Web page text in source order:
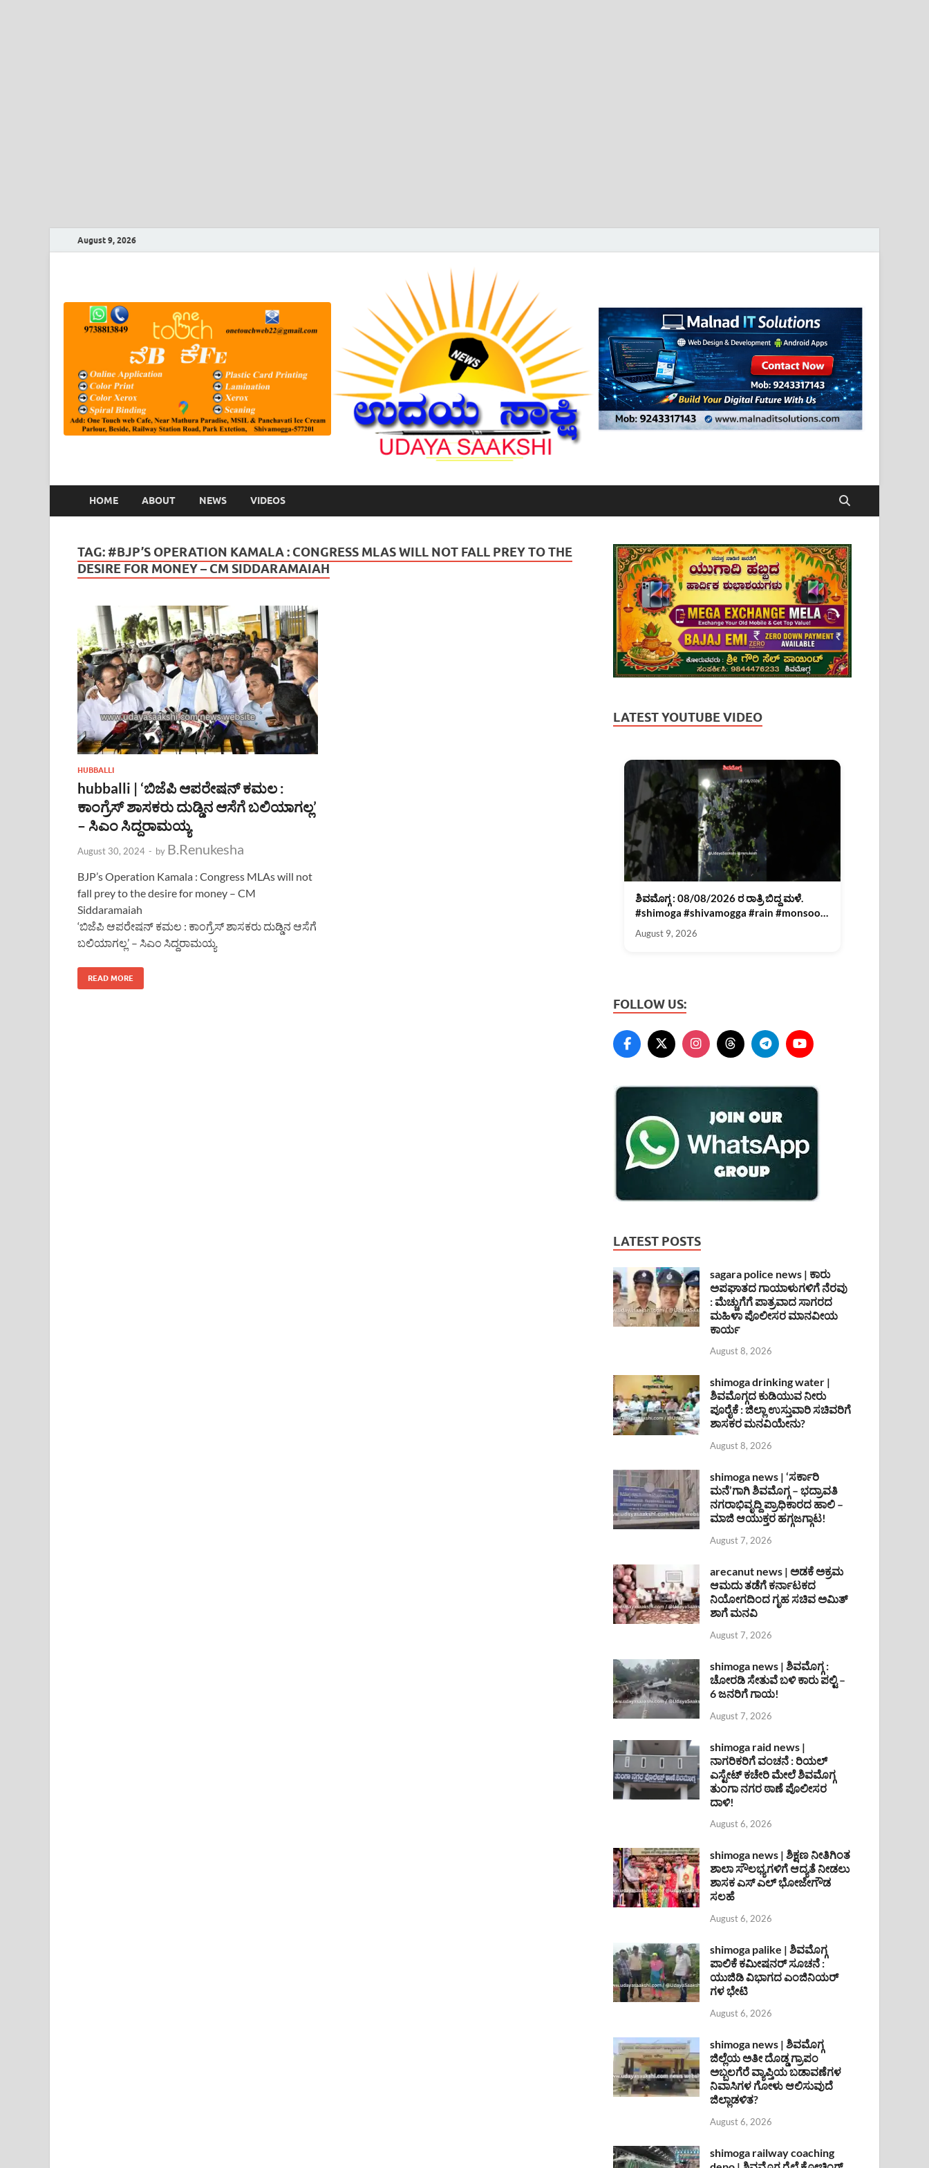
August 9, 2026
HOME ABOUT NEWS VIDEOS
TAG: #BJP’S OPERATION KAMALA : CONGRESS MLAS WILL NOT FALL PREY TO THE
DESIRE FOR MONEY – CM SIDDARAMAIAH
HUBBALLI
hubballi | ‘ಬಿಜೆಪಿ ಆಪರೇಷನ್ ಕಮಲ :
ಕಾಂಗ್ರೆಸ್ ಶಾಸಕರು ದುಡ್ಡಿನ ಆಸೆಗೆ ಬಲಿಯಾಗಲ್ಲ’
– ಸಿಎಂ ಸಿದ್ದರಾಮಯ್ಯ
August 30, 2024 - by B.Renukesha
BJP’s Operation Kamala : Congress MLAs will not
fall prey to the desire for money – CM
Siddaramaiah
‘ಬಿಜೆಪಿ ಆಪರೇಷನ್ ಕಮಲ : ಕಾಂಗ್ರೆಸ್ ಶಾಸಕರು ದುಡ್ಡಿನ ಆಸೆಗೆ
ಬಲಿಯಾಗಲ್ಲ’ – ಸಿಎಂ ಸಿದ್ದರಾಮಯ್ಯ
READ MORE
LATEST YOUTUBE VIDEO
ಶಿವಮೊಗ್ಗ : 08/08/2026 ರ ರಾತ್ರಿ ಬಿದ್ದ ಮಳೆ.
#shimoga #shivamogga #rain #monsoon
August 9, 2026
FOLLOW US:
LATEST POSTS
sagara police news | ಕಾರು
ಅಪಘಾತದ ಗಾಯಾಳುಗಳಿಗೆ ನೆರವು
: ಮೆಚ್ಚುಗೆಗೆ ಪಾತ್ರವಾದ ಸಾಗರದ
ಮಹಿಳಾ ಪೊಲೀಸರ ಮಾನವೀಯ
ಕಾರ್ಯ
August 8, 2026
shimoga drinking water |
ಶಿವಮೊಗ್ಗದ ಕುಡಿಯುವ ನೀರು
ಪೂರೈಕೆ : ಜಿಲ್ಲಾ ಉಸ್ತುವಾರಿ ಸಚಿವರಿಗೆ
ಶಾಸಕರ ಮನವಿಯೇನು?
August 8, 2026
shimoga news | ‘ಸರ್ಕಾರಿ
ಮನೆ’ಗಾಗಿ ಶಿವಮೊಗ್ಗ – ಭದ್ರಾವತಿ
ನಗರಾಭಿವೃದ್ದಿ ಪ್ರಾಧಿಕಾರದ ಹಾಲಿ –
ಮಾಜಿ ಆಯುಕ್ತರ ಹಗ್ಗಜಗ್ಗಾಟ!
August 7, 2026
arecanut news | ಅಡಕೆ ಅಕ್ರಮ
ಆಮದು ತಡೆಗೆ ಕರ್ನಾಟಕದ
ನಿಯೋಗದಿಂದ ಗೃಹ ಸಚಿವ ಅಮಿತ್
ಶಾಗೆ ಮನವಿ
August 7, 2026
shimoga news | ಶಿವಮೊಗ್ಗ :
ಚೋರಡಿ ಸೇತುವೆ ಬಳಿ ಕಾರು ಪಲ್ಟಿ –
6 ಜನರಿಗೆ ಗಾಯ!
August 7, 2026
shimoga raid news |
ನಾಗರಿಕರಿಗೆ ವಂಚನೆ : ರಿಯಲ್
ಎಸ್ಟೇಟ್ ಕಚೇರಿ ಮೇಲೆ ಶಿವಮೊಗ್ಗ
ತುಂಗಾ ನಗರ ಠಾಣೆ ಪೊಲೀಸರ
ದಾಳಿ!
August 6, 2026
shimoga news | ಶಿಕ್ಷಣ ನೀತಿಗಿಂತ
ಶಾಲಾ ಸೌಲಭ್ಯಗಳಿಗೆ ಆದ್ಯತೆ ನೀಡಲು
ಶಾಸಕ ಎಸ್ ಎಲ್ ಭೋಜೇಗೌಡ
ಸಲಹೆ
August 6, 2026
shimoga palike | ಶಿವಮೊಗ್ಗ
ಪಾಲಿಕೆ ಕಮೀಷನರ್ ಸೂಚನೆ :
ಯುಜಿಡಿ ವಿಭಾಗದ ಎಂಜಿನಿಯರ್
ಗಳ ಭೇಟಿ
August 6, 2026
shimoga news | ಶಿವಮೊಗ್ಗ
ಜಿಲ್ಲೆಯ ಅತೀ ದೊಡ್ಡ ಗ್ರಾಪಂ
ಅಬ್ಬಲಗೆರೆ ವ್ಯಾಪ್ತಿಯ ಬಡಾವಣೆಗಳ
ನಿವಾಸಿಗಳ ಗೋಳು ಆಲಿಸುವುದೆ
ಜಿಲ್ಲಾಡಳಿತ?
August 6, 2026
shimoga railway coaching